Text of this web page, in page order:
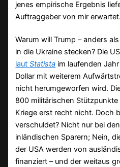
jenes empirische Ergebnis
Auftraggeber von mir erwartet.
Warum will Trump – anders
in die Ukraine stecken? Die
lautStatista im laufenden
Dollar mit weiterem
nicht herumgeworfen wird.
800 militärischen
Kriege erst recht nicht. Doch
verschuldet? Nicht nur bei
inländischen Sparern; Nein,
der USA werden von
finanziert – und der weitaus